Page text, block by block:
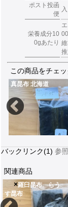
ポスト投函
便
栄養成分10
0gあたり
この商品をチェ
真昆布 北海道
バックリンク(1) 参
関連商品
×羅臼昆布 らう
す昆布